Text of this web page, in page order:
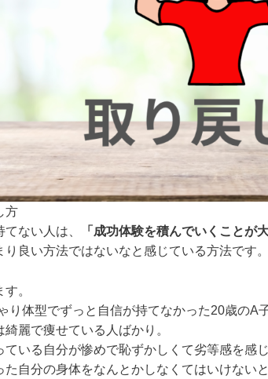
方
ない人は、
「成功体験を積んでいくことが大
良い方法ではないなと感じている方法です。
。
り体型でずっと自信が持てなかった20歳のA
綺麗で痩せている人ばかり。
ている自分が惨めで恥ずかしくて劣等感を感じ
た自分の身体をなんとかしなくてはいけない